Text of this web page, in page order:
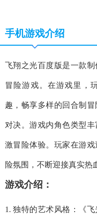
手机游戏介绍
飞翔之光百度版是一款
冒险游戏。在游戏里，
趣，畅享多样的回合制
对决。游戏内角色类型
激冒险体验。玩家在游
险氛围，不断迎接真实热
游戏介绍：
1. 独特的艺术风格：《